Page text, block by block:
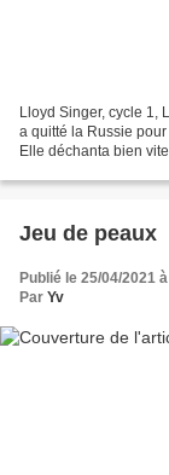
Lloyd Singer, cycle 1,
a quitté la Russie
Elle déchanta bien
Jeu de peaux
Publié le 25/04/2021
Par Yv